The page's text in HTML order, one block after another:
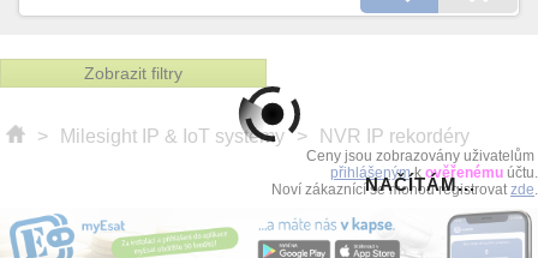
Zobrazit filtry
> Milesight IP & IoT systémy > NVR IP rekordéry
Ceny jsou zobrazovány uživatelům
přihlášenýmk ověřenému účtu.
Noví zákaznící se mohou registrovatzde.
NAČÍTÁM...